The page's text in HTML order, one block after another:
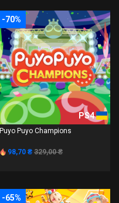
-70%
PS4
Puyo Puyo Champions
98,70 ₴ 329,00 ₴
-65%